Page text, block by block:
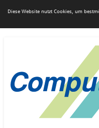
Diese Website nutzt Cookies, um